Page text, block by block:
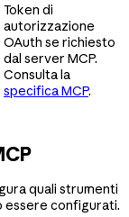
Token di
autorizzazione
OAuth se richiesto
dal server MCP.
Consulta la
specifica MCP.
quali strumenti
essere configurati.